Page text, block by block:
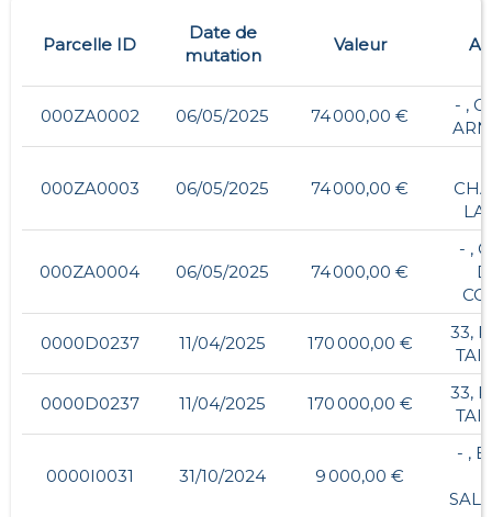
Parcelle ID
Date de
mutation
Valeur
000ZA0002 06/05/2025 74 000,00 €
- ,
000ZA0003 06/05/2025 74 000,00 €
LA
000ZA0004 06/05/2025 74 000,00 €
- ,
0000D0237 11/04/2025 170 000,00 €
33,
0000D0237 11/04/2025 170 000,00 €
33,
0000I0031 31/10/2024 9 000,00 €
- ,